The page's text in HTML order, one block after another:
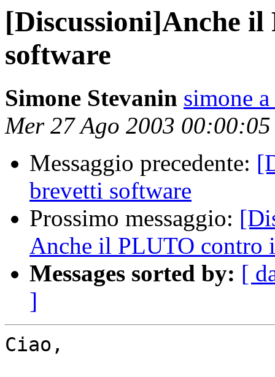
[Discussioni]Anche
software
Simone Stevanin simone
Mer 27 Ago 2003 00:00:05
Messaggio precedente:
brevetti software
Prossimo messaggio:
Anche il PLUTO contro
Messages sorted by: [
]
Ciao,